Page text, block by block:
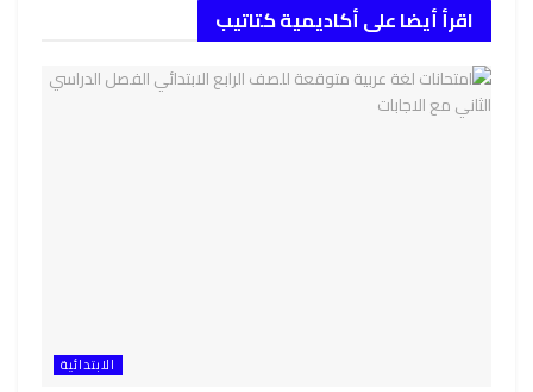
اقرأ أيضا على أكاديمية كتاتيب
الابتدائية